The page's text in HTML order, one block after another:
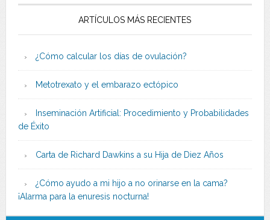
ARTÍCULOS MÁS RECIENTES
¿Cómo calcular los días de ovulación?
Metotrexato y el embarazo ectópico
Inseminación Artificial: Procedimiento y Probabilidades
de Éxito
Carta de Richard Dawkins a su Hija de Diez Años
¿Cómo ayudo a mi hijo a no orinarse en la cama?
¡Alarma para la enuresis nocturna!